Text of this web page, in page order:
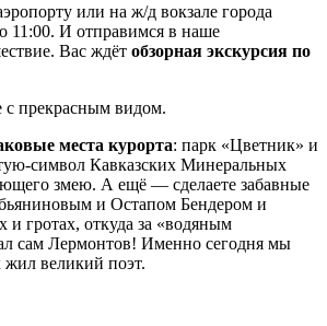
или на ж/д вокзале города
11:00. И отправимся в наше
Вас ждёт обзорная экскурсия по
с прекрасным видом.
места курорта: парк «Цветник» и
символ Кавказских Минеральных
змею. А ещё — сделаете забавные
и Остапом Бендером и
и гротах, откуда за «водяным
сам Лермонтов! Именно сегодня мы
жил великий поэт.